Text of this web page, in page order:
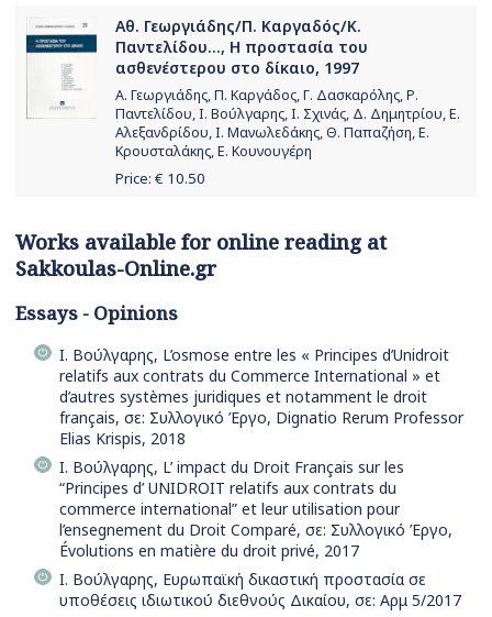
Αθ. Γεωργιάδης/Π. Καργαδός/Κ.
Παντελίδου..., Η προστασία του
ασθενέστερου στο δίκαιο, 1997
Α. Γεωργιάδης, Π. Καργάδος, Γ. Δασκαρόλης, Ρ.
Παντελίδου, Ι. Βούλγαρης, Ι. Σχινάς, Δ. Δημητρίου, Ε.
Αλεξανδρίδου, Ι. Μανωλεδάκης, Θ. Παπαζήση, Ε.
Κρουσταλάκης, Ε. Κουνουγέρη
Price: € 10.50
Works available for online reading at
Sakkoulas-Online.gr
Essays - Opinions
Ι. Βούλγαρης, L’osmose entre les « Principes d’Unidroit
relatifs aux contrats du Commerce International » et
d’autres systèmes juridiques et notamment le droit
français, σε: Συλλογικό Έργο, Dignatio Rerum Professor
Elias Krispis, 2018
Ι. Βούλγαρης, L’ impact du Droit Français sur les
“Principes d’ UNIDROIT relatifs aux contrats du
commerce international” et leur utilisation pour
l’ensegnement du Droit Comparé, σε: Συλλογικό Έργο,
Évolutions en matière du droit privé, 2017
Ι. Βούλγαρης, Ευρωπαϊκή δικαστική προστασία σε
υποθέσεις ιδιωτικού διεθνούς Δικαίου, σε: Αρμ 5/2017